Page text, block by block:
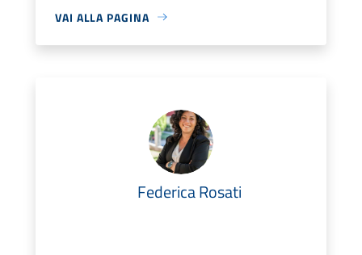
VAI ALLA PAGINA
Federica Rosati